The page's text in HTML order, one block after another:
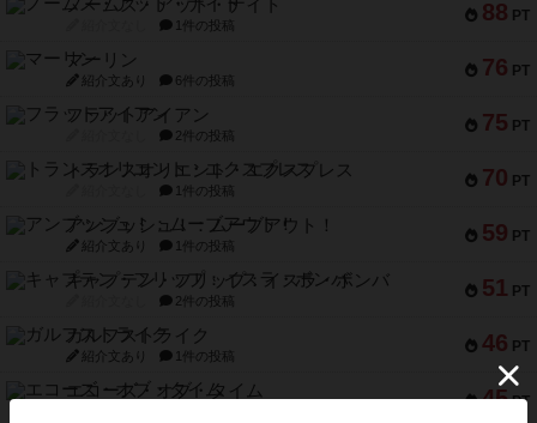
88 PT
ノームズ・アット・ナイト
1件の投稿
76 PT
マーリン
紹介文あり 6件の投稿
75 PT
フラットアイアン
2件の投稿
70 PT
トランスオリエント・エクスプレス
1件の投稿
59 PT
アンブッシュ！：ムーブアウト！
紹介文あり 1件の投稿
51 PT
キャプテン・フリップ：イスラ・ボンバ
2件の投稿
46 PT
ガルフストライク
紹介文あり 1件の投稿
45 PT
エコーズ・オブ・タイム